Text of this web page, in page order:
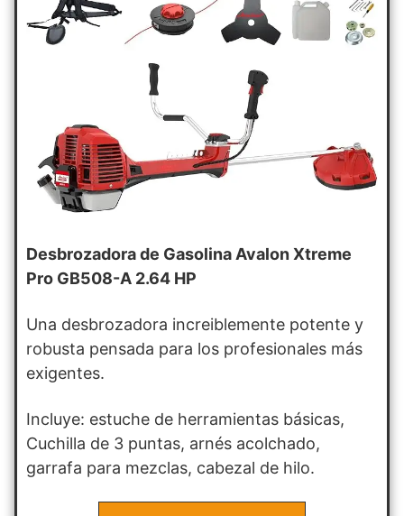
Desbrozadora de Gasolina Avalon Xtreme
Pro GB508-A 2.64 HP
Una desbrozadora increiblemente potente y
robusta pensada para los profesionales más
exigentes.
Incluye: estuche de herramientas básicas,
Cuchilla de 3 puntas, arnés acolchado,
garrafa para mezclas, cabezal de hilo.